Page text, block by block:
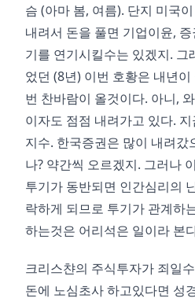
슴 (아마 봄, 여름). 단지 미국
내려서 돈을 풀면 기업이윤,
기를 연기시킬수는 있겠지. 그
었던 (8년) 이번 호황은 내년
번 찬바람이 올것이다. 아니,
이자도 점점 내려가고 있다.
지수. 한국증권은 많이 내려갔
나? 약간씩 오르겠지. 그러나
투기가 동반되면 인간심리의
락하게 되므로 투기가 관계하
하는것은 어리석은 일이라 본
크리스챤의 주식투자가 죄일
돈에 노심초사 하고있다면 성